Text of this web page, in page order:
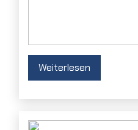
Weiterlesen